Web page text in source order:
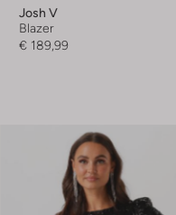
Josh V
Blazer
€ 189,99